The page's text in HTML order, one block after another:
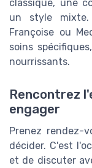
classique, une
un style mixte.
Françoise ou
soins
nourrissants.
Rencontrez
engager
Prenez rendez-
décider. C'est
et de discuter